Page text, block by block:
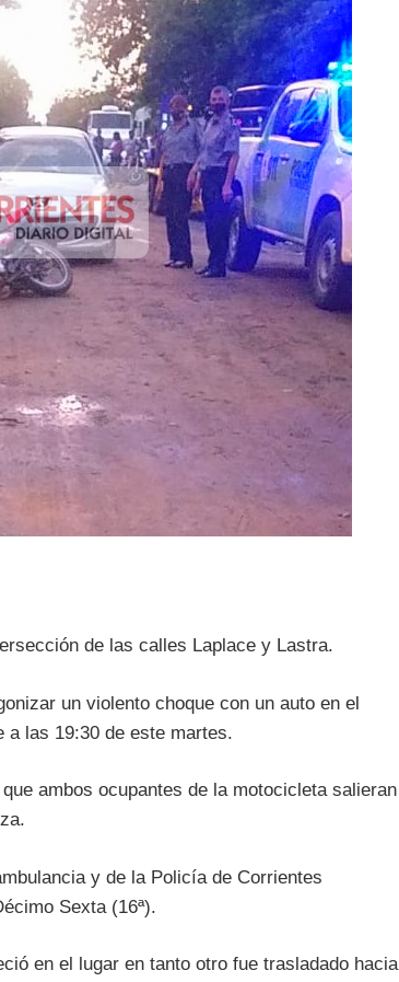
de las calles Laplace y Lastra.
un violento choque con un auto en el
a las 19:30 de este martes.
ambos ocupantes de la motocicleta salieran
y de la Policía de Corrientes
Sexta (16ª).
en el lugar en tanto otro fue trasladado hacia